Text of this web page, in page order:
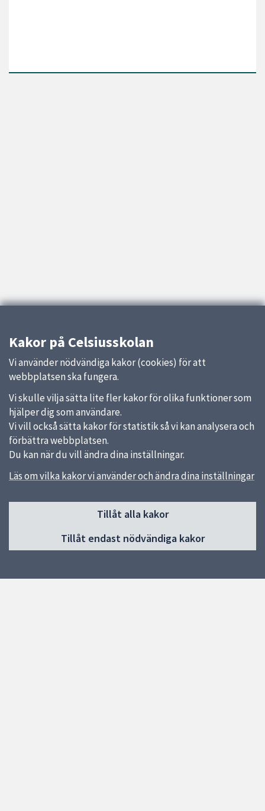
Kakor på Celsiusskolan
Vi använder nödvändiga kakor (cookies) för att
webbplatsen ska fungera.
Vi skulle vilja sätta lite fler kakor för olika funktioner som
hjälper dig som användare.
Vi vill också sätta kakor för statistik så vi kan analysera och
förbättra webbplatsen.
Du kan när du vill ändra dina inställningar.
Läs om vilka kakor vi använder och ändra dina inställningar
Tillåt alla kakor
Tillåt endast nödvändiga kakor